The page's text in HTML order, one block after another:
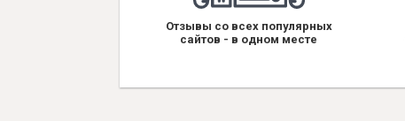
Отзывы со всех популярных
сайтов - в одном месте